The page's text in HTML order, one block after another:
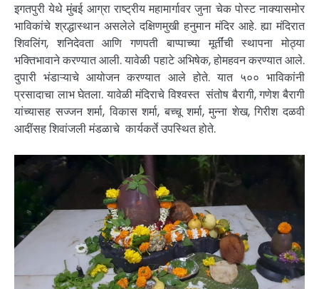
इगतपुरी येथे मुंबई आग्रा राष्ट्रीय महामार्गावर जुना चेक पोस्ट नाक्यासमोर
भाविकांचे श्रद्धास्थान असलेले दक्षिणमुखी हनुमान मंदिर आहे. ह्या मंदिरात
शिवलिंग, शनिदेवता आणि गणपती बाप्पाच्या मूर्तींची स्थापना मोठ्या
भक्तिभावाने करण्यात आली. यावेळी पहाटे अभिषेक, होमहवन करण्यात आले.
दुपारी भंडाऱ्याचे आयोजन करण्यात आले होते. यात ५०० भाविकांनी
प्रसादाचा लाभ घेतला. यावेळी मंदिराचे विश्वस्त संतोष बैरागी, गणेश बैरागी
यांच्यासह सज्जन शर्मा, विकास शर्मा, बच्चू शर्मा, मुन्ना शेख, गिरीश दळवी
आदींसह शिवांजली मंडळाचे कार्यकर्ते उपस्थित होते.